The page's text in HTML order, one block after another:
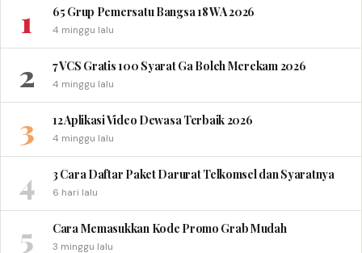
1 65 Grup Pemersatu Bangsa 18 WA 2026
4 minggu lalu
2 7 VCS Gratis 100 Syarat Ga Boleh Merekam 2026
4 minggu lalu
3 12 Aplikasi Video Dewasa Terbaik 2026
4 minggu lalu
4 3 Cara Daftar Paket Darurat Telkomsel dan Syaratnya
6 hari lalu
5 Cara Memasukkan Kode Promo Grab Mudah
3 minggu lalu